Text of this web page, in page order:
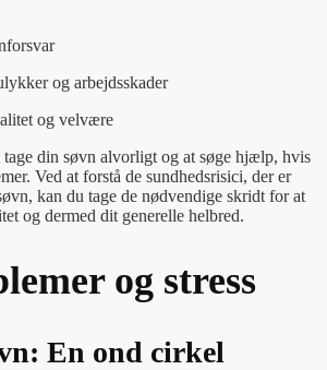
og arbejdsskader
og velvære
din søvn alvorligt og at søge hjælp, hvis
Ved at forstå de sundhedsrisici, der er
kan du tage de nødvendige skridt for at
og dermed dit generelle helbred.
og stress
En ond cirkel